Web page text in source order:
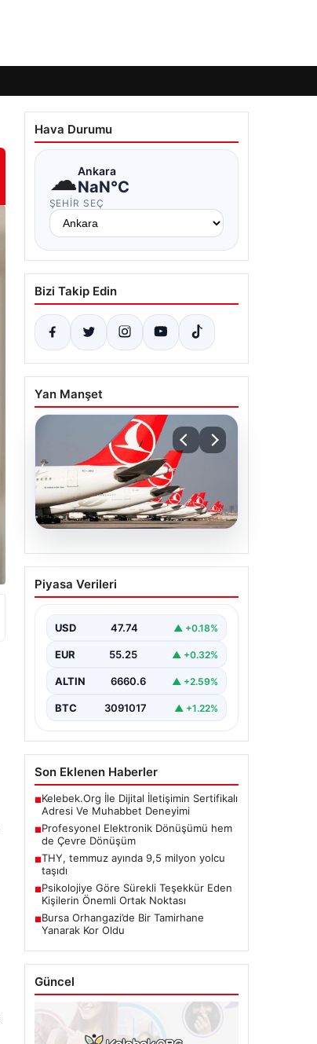
Hava Durumu
☁Ankara
NaN°C
ŞEHIR SEÇ
Bizi Takip Edin
Yan Manşet
07.08.2026
THY, temmuz ayında 9,5
milyon yolcu taşıdı
Piyasa Verileri
USD 47.74 ▲ +0.18%
EUR 55.25 ▲ +0.32%
ALTIN 6660.6 ▲ +2.59%
BTC 3091017 ▲ +1.22%
Son Eklenen Haberler
■Kelebek.Org İle Dijital İletişimin Sertifikalı
Adresi Ve Muhabbet Deneyimi
■Profesyonel Elektronik Dönüşümü hem
de Çevre Dönüşüm
■THY, temmuz ayında 9,5 milyon yolcu
taşıdı
■Psikolojiye Göre Sürekli Teşekkür Eden
Kişilerin Önemli Ortak Noktası
■Bursa Orhangazi’de Bir Tamirhane
Yanarak Kor Oldu
Güncel